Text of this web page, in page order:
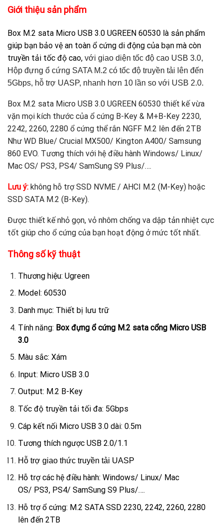
Giới thiệu sản phẩm
Box M.2 sata Micro USB 3.0 UGREEN 60530 là sản phẩm
giúp bạn bảo vệ an toàn ổ cứng di động của bạn mà còn
truyền tải tốc độ cao, với giao diện tốc độ cao USB 3.0,
Hộp đựng ổ cứng SATA M.2 có tốc độ truyền tải lên đến
5Gbps, hỗ trợ UASP, nhanh hơn 10 lần so với USB 2.0.
Box M.2 sata Micro USB 3.0 UGREEN 60530 thiết kế vừa
vặn mọi kích thước của ổ cứng B-Key & M+B-Key 2230,
2242, 2260, 2280 ổ cứng thể rắn NGFF M.2 lên đến 2TB
Như WD Blue/ Crucial MX500/ Kington A400/ Samsung
860 EVO. Tương thích với hệ điều hành Windows/ Linux/
Mac OS/ PS3, PS4/ SamSung S9 Plus/….
Lưu ý: không hỗ trợ SSD NVME / AHCI M.2 (M-Key) hoặc
SSD SATA M.2 (B-Key).
Được thiết kế nhỏ gọn, vỏ nhôm chống va dập tản nhiệt cực
tốt giúp cho ổ cứng của bạn hoạt động ở mức tốt nhất.
Thông số kỹ thuật
Thương hiệu: Ugreen
Model: 60530
Danh mục: Thiết bị lưu trữ
Tính năng: Box đựng ổ cứng M.2 sata cổng Micro USB
3.0
Màu sắc: Xám
Input: Micro USB 3.0
Output: M.2 B-Key
Tốc độ truyền tải tối đa: 5Gbps
Cáp kết nối Micro USB 3.0 dài: 0.5m
Tương thích ngược USB 2.0/1.1
Hỗ trợ giao thức truyền tải UASP
Hỗ trợ các hệ điều hành: Windows/ Linux/ Mac
OS/ PS3, PS4/ SamSung S9 Plus/….
Hỗ trợ ổ cứng: M.2 SATA SSD 2230, 2242, 2260, 2280
lên đến 2TB